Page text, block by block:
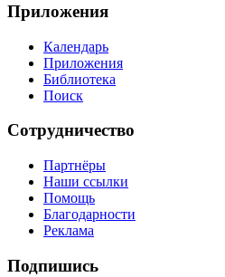
Приложения
Календарь
Приложения
Библиотека
Поиск
Сотрудничество
Партнёры
Наши ссылки
Помощь
Благодарности
Реклама
Подпишись